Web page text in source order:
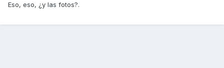
Eso, eso, ¿y las fotos?.